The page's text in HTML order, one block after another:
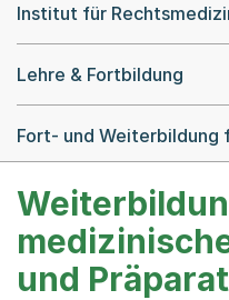
Institut für
Lehre & Fortbildung
Fort- und Weiterbildung
und